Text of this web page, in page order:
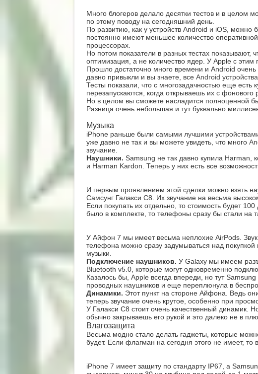
Много блогеров делало десятки тестов и в целом
по этому поводу на сегодняшний день.
По развитию, как у устройств Android и iOS, можно
постоянно имеют меньшее количество
процессорах.
Но потом показатели в разных тестах
оптимизация, а не количество ядер. У Apple с этим
Прошло достаточно много времени и Android
давно привыкли и вы знаете, все Android устройства
Тесты показали, что с многозадачностью еще есть
перезапускаются, когда открываешь их с фонового
Но в целом вы сможете насладится полноценной
Разница очень небольшая и тут буквально
Музыка
iPhone раньше были самыми лучшими
уже давно не так и вы можете увидеть, что много
звучание.
Наушники. Samsung не так давно купила Harman,
и Harman Kardon. Теперь у них есть все
И первым проявлением этой сделки можно взять
Самсунг Галакси С8. Их звучание на весьма
Если покупать их отдельно, то стоимость будет
было в комплекте, то телефоны сразу бы стали на
У Айфон 7 мы имеет весьма неплохие AirPods.
телефона можно сразу задумываться над
музыки.
Подключение наушников. У Galaxy мы имеем
Bluetooth v5.0, которые могут одновременно
Казалось бы, Apple всегда впереди, но тут
проводных наушников и еще переплюнула в
Динамики. Этот пункт на стороне Айфона. Ведь
теперь звучание очень крутое, особенно при
У Галакси С8 стоит очень качественный динамик.
обычно закрываешь его рукой и это далеко не в
Влагозащита
Весьма модно стало делать гаджеты, которые
будет. Если флагман на сегодня этого не имеет, то
iPhone 7 имеет защиту по стандарту IP67, а